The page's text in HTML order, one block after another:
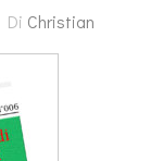
Di Christian